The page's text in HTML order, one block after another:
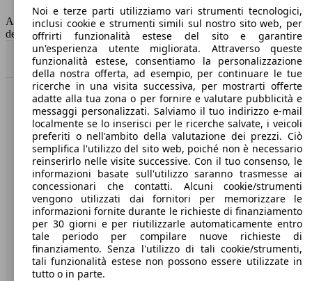
Capacità del serbatoio
60 l
AutoScout24 non si assume alcuna responsabilità per la correttezza
dei dati.
Torna su
Benvenuti su AutoScout24, il mercato auto europeo.
Società
A proposito di AutoScout24
Stampa
Media
Condizioni generali
Informazioni
Noi e terze parti utilizziamo vari strumenti tecnologici,
inclusi cookie e strumenti simili sul nostro sito web, per
offrirti funzionalità estese del sito e garantire
un'esperienza utente migliorata. Attraverso queste
funzionalità estese, consentiamo la personalizzazione
della nostra offerta, ad esempio, per continuare le tue
ricerche in una visita successiva, per mostrarti offerte
adatte alla tua zona o per fornire e valutare pubblicità e
messaggi personalizzati. Salviamo il tuo indirizzo e-mail
localmente se lo inserisci per le ricerche salvate, i veicoli
preferiti o nell'ambito della valutazione dei prezzi. Ciò
semplifica l'utilizzo del sito web, poiché non è necessario
reinserirlo nelle visite successive. Con il tuo consenso, le
informazioni basate sull'utilizzo saranno trasmesse ai
concessionari che contatti. Alcuni cookie/strumenti
vengono utilizzati dai fornitori per memorizzare le
informazioni fornite durante le richieste di finanziamento
per 30 giorni e per riutilizzarle automaticamente entro
tale periodo per compilare nuove richieste di
finanziamento. Senza l'utilizzo di tali cookie/strumenti,
tali funzionalità estese non possono essere utilizzate in
tutto o in parte.